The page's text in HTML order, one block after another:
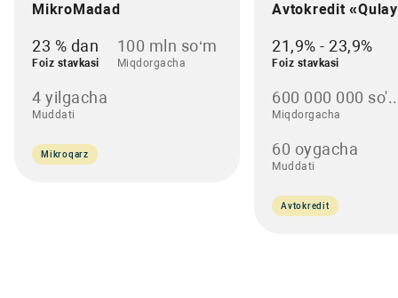
MikroMadad
23 % dan
Foiz stavkasi
100 mln so‘m
Miqdorgacha
4 yilgacha
Muddati
Mikroqarz
Avtokredit
21,9% - 23,9%
Foiz stavkasi
600 000 000
Miqdorgacha
60 oygacha
Muddati
Avtokredit